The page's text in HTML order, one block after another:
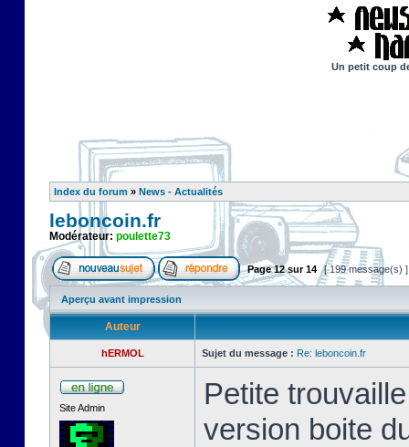
Un petit coup
Index du forum » News - Actualités
leboncoin.fr
Modérateur: poulette73
Page12sur14 [ 199 message(s)
Aperçu avant impression
Auteur
hERMOL Sujet du message : Re: leboncoin.fr
Site Admin
Petite
version boite